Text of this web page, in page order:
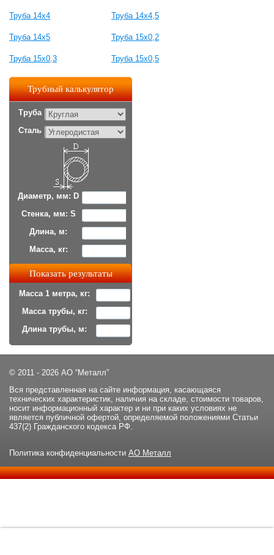
Труба 14х4 Труба 14х4,5
Труба 14х5 Труба 15х0,2
Труба 15х0,3 Труба 15х0,5
Трубный калькулятор
Труба
Сталь
Диаметр, мм: D
Стенка, мм: S
Длина, м:
Масса, кг:
Масса 1 метра, кг:
Масса трубы, кг:
Длина трубы, м:
© 2011 - 2026 АО “Металл”
Вся представленная на сайте информация, касающаяся
технических характеристик, наличия на складе, стоимости товаров,
носит информационный характер и ни при каких условиях не
является публичной офертой, определяемой положениями Статьи
437(2) Гражданского кодекса РФ.
Политика конфиденциальности АО Металл